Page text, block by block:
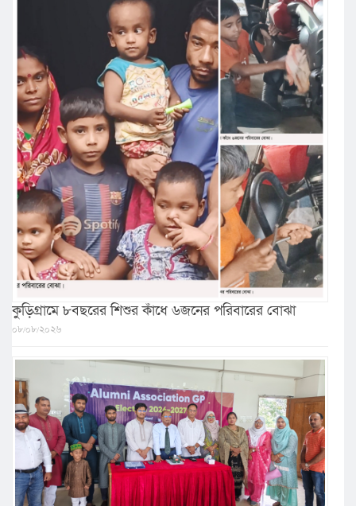
কুড়িগ্রামে ৮বছরের শিশুর কাঁধে ৬জনের পরিবারের বোঝা
০৮/০৮/২০২৬